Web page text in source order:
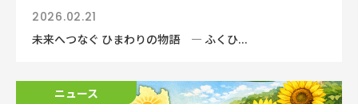
2026.02.21
未来へつなぐ ひまわりの物語 ― ふくひ...
ニュース